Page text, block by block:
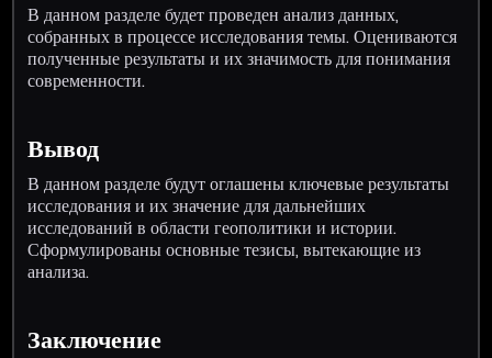
В данном разделе будет проведен анализ данных,
собранных в процессе исследования темы. Оцениваются
полученные результаты и их значимость для понимания
современности.
Вывод
В данном разделе будут оглашены ключевые результаты
исследования и их значение для дальнейших
исследований в области геополитики и истории.
Сформулированы основные тезисы, вытекающие из
анализа.
Заключение